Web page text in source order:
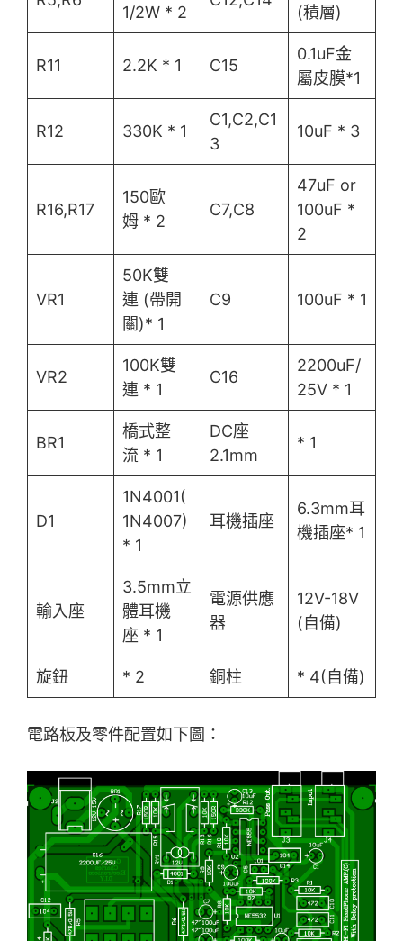
1/2W * 2
(積層)
R11 2.2K * 1 C15
0.1uF金
屬皮膜*1
R12 330K * 1
C1,C2,C1
3
10uF * 3
R16,R17
150歐
姆 * 2
C7,C8
47uF or
100uF *
2
VR1
50K雙
連 (帶開
關)* 1
C9 100uF * 1
VR2
100K雙
連 * 1
C16
2200uF/
25V * 1
BR1
橋式整
流 * 1
DC座
2.1mm
* 1
D1
1N4001(
1N4007)
* 1
耳機插座
6.3mm耳
機插座* 1
輸入座
3.5mm立
體耳機
座 * 1
電源供應
器
12V-18V
(自備)
旋鈕 * 2 銅柱 * 4(自備)
電路板及零件配置如下圖：